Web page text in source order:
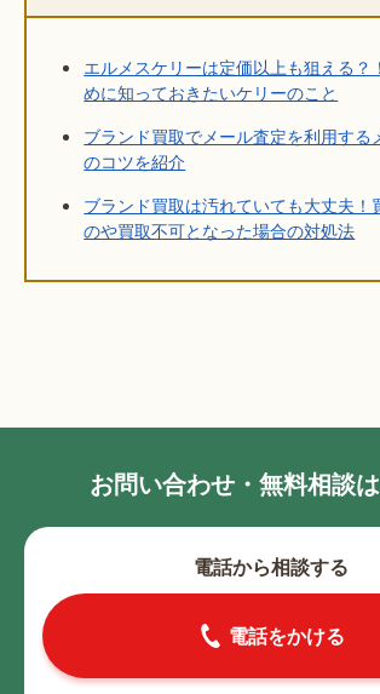
エルメスケリーは定価以上も狙える？
めに知っておきたいケリーのこと
ブランド買取でメール査定を利用する
のコツを紹介
ブランド買取は汚れていても大丈夫！
のや買取不可となった場合の対処法
お問い合わせ・無料相談
電話から相談する
電話をかける